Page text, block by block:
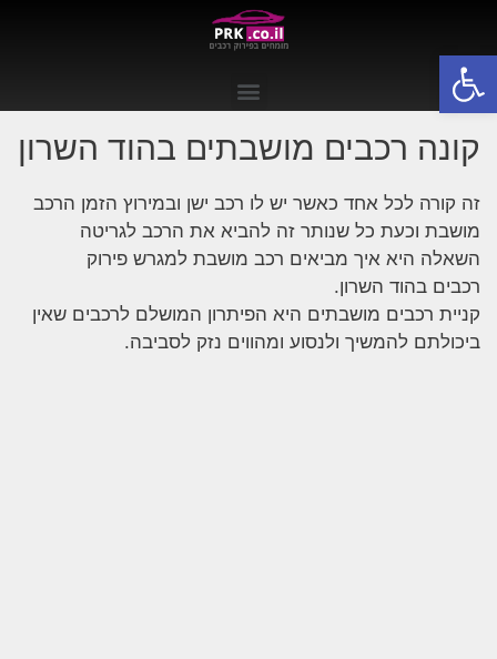
פתח סרגל נגישות
קונה רכבים מושבתים בהוד השרון
זה קורה לכל אחד כאשר יש לו רכב ישן ובמירוץ הזמן הרכב
מושבת וכעת כל שנותר זה להביא את הרכב לגריטה
השאלה היא איך מביאים רכב מושבת למגרש פירוק
רכבים בהוד השרון.
קניית רכבים מושבתים היא הפיתרון המושלם לרכבים שאין
ביכולתם להמשיך ולנסוע ומהווים נזק לסביבה.